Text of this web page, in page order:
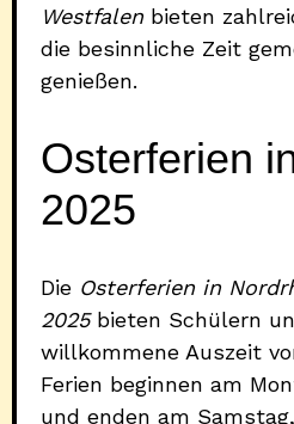
Westfalenbieten
die besinnliche Zeit
genießen.
Osterferien
2025
Die Osterferien in
2025bieten Schülern
willkommene Auszeit
Ferien beginnen am
und enden am